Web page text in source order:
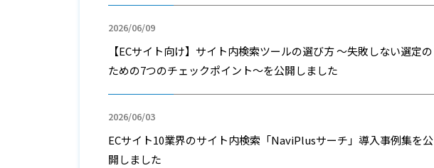
2026/06/09
【ECサイト向け】サイト内検索ツールの選び方 ～失敗しない選定の
ための7つのチェックポイント～を公開しました
2026/06/03
ECサイト10業界のサイト内検索「NaviPlusサーチ」導入事例集を公
開しました